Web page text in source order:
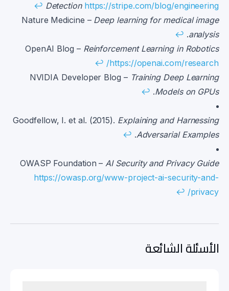
Detection https://stripe.com/blog/engineering
↩
Nature Medicine – Deep learning for medical image
analysis
.
↩
OpenAI Blog – Reinforcement Learning in Robotics
https://openai.com/research/
↩
NVIDIA Developer Blog – Training Deep Learning
Models on GPUs
.
↩
Goodfellow, I. et al. (2015). Explaining and Harnessing
Adversarial Examples
.
↩
OWASP Foundation –AI Security and Privacy Guide
https://owasp.org/www-project-ai-security-and-
privacy/
↩
الأسئلة الشائعة